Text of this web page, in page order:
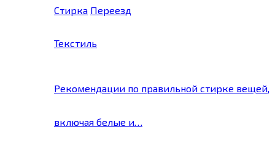
Стирка Переезд
Текстиль
Рекомендации по правильной стирке вещей,
включая белые и…